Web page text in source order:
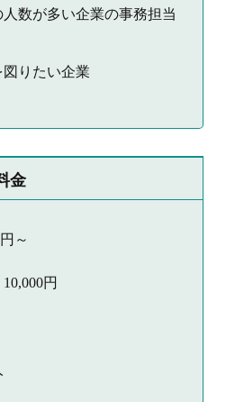
数が多い企業の事務担当
りたい企業
金
～
円